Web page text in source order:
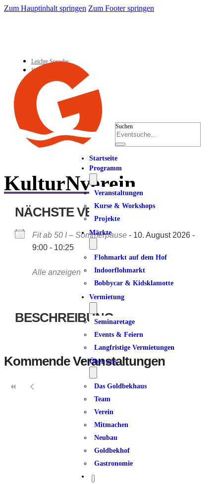
Zum Hauptinhalt springen Zum Footer springen
Leichte Sprache
Kontakt
Suchen
Startseite
Programm
Veranstaltungen
Kurse & Workshops
Projekte
Märkte
Flohmarkt auf dem Hof
Indoorflohmarkt
Bobbycar & Kidsklamotte
Vermietung
Seminaretage
Events & Feiern
Langfristige Vermietungen
Über uns
Das Goldbekhaus
Team
Verein
Mitmachen
Neubau
Goldbekhof
Gastronomie
KulturNverein
NÄCHSTE VERANSTALTUNG
Fit ab 50 I – Sommerpause - 10. August 2026 -
9:00 - 10:25
Alle anzeigen
BESCHREIBUNG
Kommende Veranstaltungen